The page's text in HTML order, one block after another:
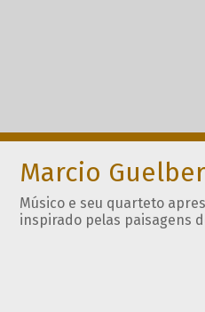
Marcio
Músico e seu quarteto
inspirado pelas paisagens